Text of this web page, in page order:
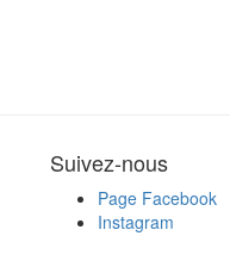
Suivez-nous
Page Facebook
Instagram